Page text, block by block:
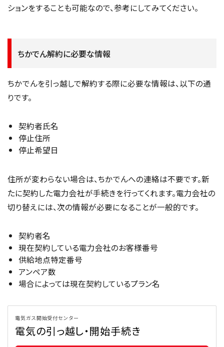
ションをすることも可能なので、参考にしてみてください。
ちかでん解約に必要な情報
ちかでんを引っ越しで解約する際に必要な情報は、以下の通
りです。
契約者氏名
停止住所
停止希望日
住所が変わらない場合は、ちかでんへの連絡は不要です。新
たに契約した電力会社が手続きを行ってくれます。電力会社の
切り替えには、次の情報が必要になることが一般的です。
契約者名
現在契約している電力会社のお客様番号
供給地点特定番号
アンペア数
場合によっては現在契約しているプラン名
電気ガス開始受付センター
電気の引っ越し・開始手続き